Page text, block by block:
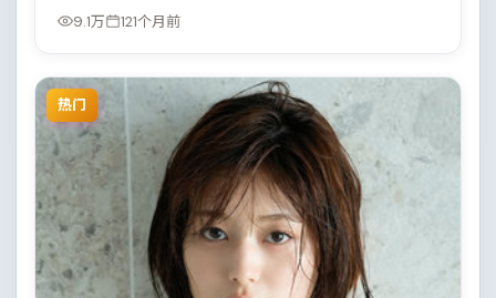
衡。9.1万 121个月前
热门